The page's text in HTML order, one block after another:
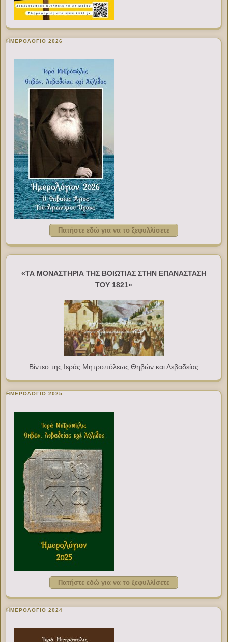
ΗΜΕΡΟΛΟΓΙΟ 2026
Πατήστε εδώ για να το ξεφυλλίσετε
«ΤΑ ΜΟΝΑΣΤΗΡΙΑ ΤΗΣ ΒΟΙΩΤΙΑΣ ΣΤΗΝ ΕΠΑΝΑΣΤΑΣΗ
ΤΟΥ 1821»
Βίντεο της Ιεράς Μητροπόλεως Θηβών και Λεβαδείας
ΗΜΕΡΟΛΟΓΙΟ 2025
Πατήστε εδώ για να το ξεφυλλίσετε
ΗΜΕΡΟΛΟΓΙΟ 2024